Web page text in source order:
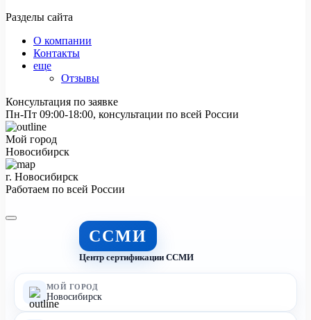
Разделы сайта
О компании
Контакты
еще
Отзывы
Консультация по заявке
Пн-Пт 09:00-18:00, консультации по всей России
Мой город
Новосибирск
г. Новосибирск
Работаем по всей России
ССМИ
Центр сертификации ССМИ
МОЙ ГОРОД
Новосибирск